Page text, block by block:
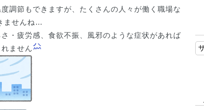
調節もできますが、たくさんの人々が働く職場な
ませんね…
・疲労感、食欲不振、風邪のような症状があれば
れません